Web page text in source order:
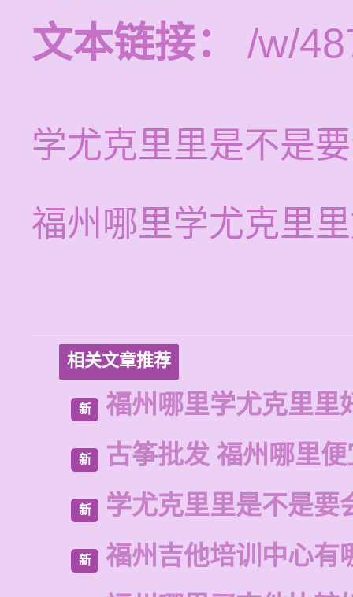
文本链接：
/w/
学尤克里里是不是
福州哪里学尤克里
相关文章推荐
新 福州哪里学尤克里里
新 古筝批发 福州哪里
新 学尤克里里是不是要
新
福州吉他培训中心有